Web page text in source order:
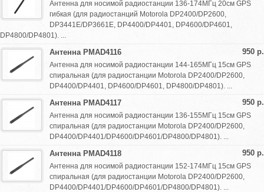
Антенна для носимой радиостанции 136-174МГц 20см GPS
гибкая (для радиостанций Motorola DP2400/DP2600,
DP3441E/DP3661E, DP4400/DP4401, DP4600/DP4601,
DP4800/DP4801). ...
950 р.
Антенна PMAD4116
Антенна для носимой радиостанции 144-165МГц 15см GPS
спиральная (для радиостанции Motorola DP2400/DP2600,
DP4400/DP4401, DP4600/DP4601, DP4800/DP4801). ...
950 р.
Антенна PMAD4117
Антенна для носимой радиостанции 136-155МГц 15см GPS
спиральная (для радиостанции Motorola DP2400/DP2600,
DP4400/DP4401/DP4600/DP4601/DP4800/DP4801). ...
950 р.
Антенна PMAD4118
Антенна для носимой радиостанции 152-174МГц 15см GPS
спиральная (для радиостанции Motorola DP2400/DP2600,
DP4400/DP4401/DP4600/DP4601/DP4800/DP4801). ...